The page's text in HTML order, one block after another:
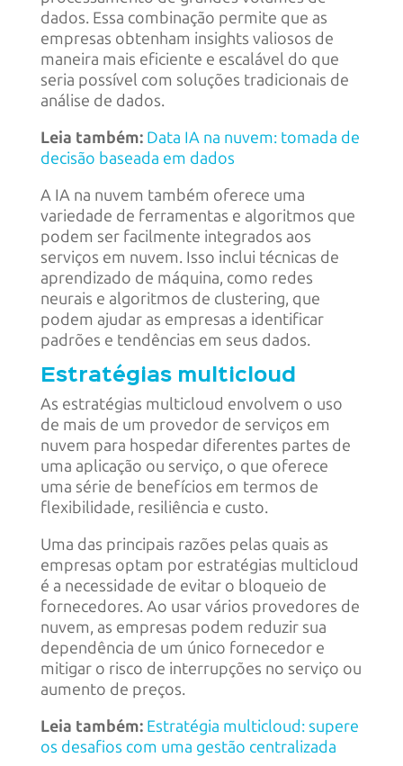
dados. Essa combinação permite que as
empresas obtenham insights valiosos de
maneira mais eficiente e escalável do que
seria possível com soluções tradicionais de
análise de dados.
Leia também: Data IA na nuvem: tomada de
decisão baseada em dados
A IA na nuvem também oferece uma
variedade de ferramentas e algoritmos que
podem ser facilmente integrados aos
serviços em nuvem. Isso inclui técnicas de
aprendizado de máquina, como redes
neurais e algoritmos de clustering, que
podem ajudar as empresas a identificar
padrões e tendências em seus dados.
Estratégias multicloud
As estratégias multicloud envolvem o uso
de mais de um provedor de serviços em
nuvem para hospedar diferentes partes de
uma aplicação ou serviço, o que oferece
uma série de benefícios em termos de
flexibilidade, resiliência e custo.
Uma das principais razões pelas quais as
empresas optam por estratégias multicloud
é a necessidade de evitar o bloqueio de
fornecedores. Ao usar vários provedores de
nuvem, as empresas podem reduzir sua
dependência de um único fornecedor e
mitigar o risco de interrupções no serviço ou
aumento de preços.
Leia também: Estratégia multicloud: supere
os desafios com uma gestão centralizada